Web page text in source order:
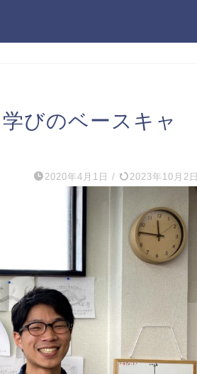
びのベースキャ
2020年4月1日 / 2023年10月2日